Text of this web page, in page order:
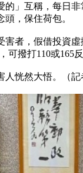
」互稱，每日
，保住荷包。
者，假借投資
撥打110或165
恍然大悟。（記